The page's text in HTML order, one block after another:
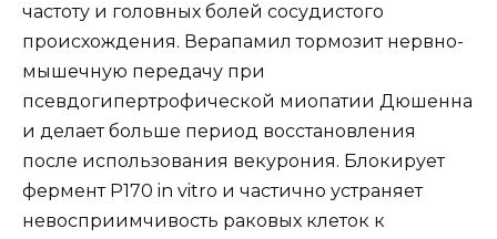
частоту и головных болей сосудистого
происхождения. Верапамил тормозит нервно-
мышечную передачу при
псевдогипертрофической миопатии Дюшенна
и делает больше период восстановления
после использования векурония. Блокирует
фермент Р170 in vitro и частично устраняет
невосприимчивость раковых клеток к